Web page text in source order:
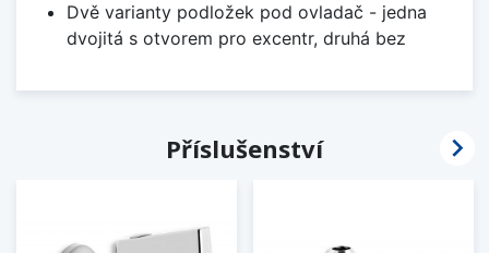
Dvě varianty podložek pod ovladač - jedna
dvojitá s otvorem pro excentr, druhá bez
Příslušenství 